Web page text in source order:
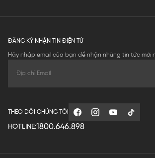
ĐĂNG KÝ NHẬN TIN ĐIỆN TỬ
Hãy nhập email của bạn để nhận những tin tức mới
THEO DÕI CHÚNG TÔI
HOTLINE:1800.646.898